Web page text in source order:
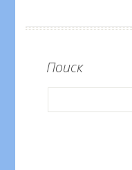
Поиск